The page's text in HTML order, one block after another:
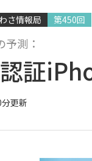
さ情報局 第450回
予測：
証
更新